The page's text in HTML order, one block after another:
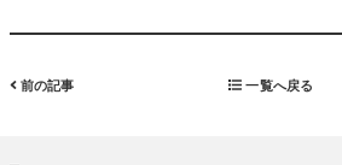
前の記事 一覧へ戻る